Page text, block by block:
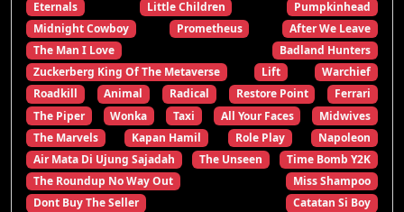
Eternals
Little Children
Pumpkinhead
Midnight Cowboy
Prometheus
After We Leave
The Man I Love
Badland Hunters
Zuckerberg King Of The Metaverse
Lift
Warchief
Roadkill
Animal Radical Restore Point
Ferrari
The Piper
Wonka Taxi All Your Faces
Midwives
The Marvels
Kapan Hamil Role Play
Napoleon
Air Mata Di Ujung Sajadah
The Unseen
Time Bomb Y2K
The Roundup No Way Out
Miss Shampoo
Dont Buy The Seller
Catatan Si Boy